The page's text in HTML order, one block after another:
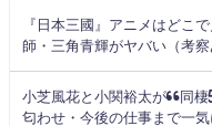
『日本三國』アニメはどこ
師・三角青輝がヤバい（考察
小芝風花と小関裕太が“同棲
匂わせ・今後の仕事まで一